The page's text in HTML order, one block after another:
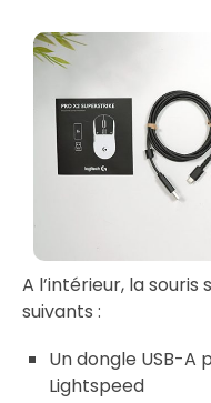
A l’intérieur, la
suivants :
Un dongle USB-A
Lightspeed